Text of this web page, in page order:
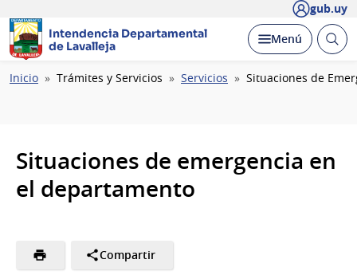
gub.uy
Intendencia Departamental
de Lavalleja
Desplegar
Menú Abrir
Ruta
Inicio Trámites y Servicios Servicios Situaciones de
Situaciones de emergencia en
el departamento
Compartir